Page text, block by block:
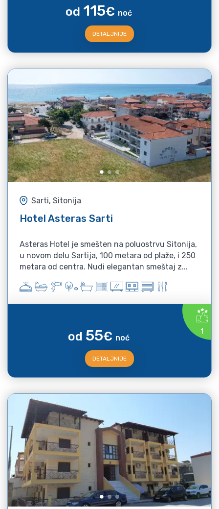
od 115€ noć
DETALJNIJE
Sarti, Sitonija
Hotel Asteras Sarti
Asteras Hotel je smešten na poluostrvu Sitonija,
u novom delu Sartija, 100 metara od plaže, i 250
metara od centra. Nudi elegantan smeštaj z...
1
od 55€ noć
DETALJNIJE